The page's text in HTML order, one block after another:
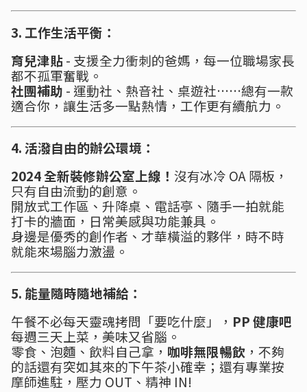
3. 工作生活平衡：
育兒津貼- 支援全力衝刺的爸媽，每一位職場家長
都不孤軍奮戰。
社團補助 - 運動社、熱音社、桌遊社……總有一款
適合你，讓生活多一點熱情，工作更有續航力。
4. 活潑自由的辦公環境：
2024 全新裝修辦公室上線！ 沒有冰冷 OA 隔板，
只有自由流動的創意。
開放式工作區、升降桌、電話亭、隨手一拍就能
打卡的牆面，日常美感與功能兼具。
身邊是優秀的創作者、才華橫溢的夥伴，時不時
就能來場腦力激盪。
5. 能量隨時隨地補給：
午餐不必每天靈魂拷問「要吃什麼」， PP 健康吧
每週三天上菜，美味又省腦。
零食、泡麵、飲料自己拿， 咖啡無限暢飲 ，不夠
的話還有突如其來的下午茶小確幸；還有專業按
摩師進駐，壓力 OUT、精神 IN!